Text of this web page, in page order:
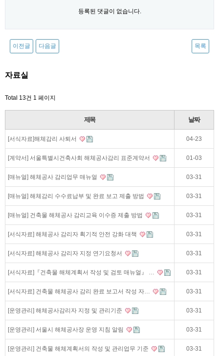
등록된 댓글이 없습니다.
이전글 다음글 목록
자료실
Total 13건 1 페이지
제목 날짜
[서식자료]해체감리 사퇴서 04-23
[계약서] 서울특별시건축사회 해체공사감리 표준계약서 01-03
[매뉴얼] 해체공사 감리업무 매뉴얼 03-31
[매뉴얼] 해체감리 수수료납부 및 완료 보고 제출 방법 03-31
[매뉴얼] 건축물 해체공사 감리교육 이수증 제출 방법 03-31
[서식자료] 해체공사 감리자 획기적 안전 강화 대책 03-31
[서식자료] 해체공사 감리자 지정 연기요청서 03-31
[서식자료]『건축물 해체계획서 작성 및 검토 매뉴얼』 … 03-31
[서식자료] 건축물 해체공사 감리 완료 보고서 작성 자… 03-31
[운영관리] 해체공사감리자 지정 및 관리기준 03-31
[운영관리] 서울시 해체공사장 운영 지침 알림 03-31
[운영관리] 건축물 해체계획서의 작성 및 관리업무 기준 03-31